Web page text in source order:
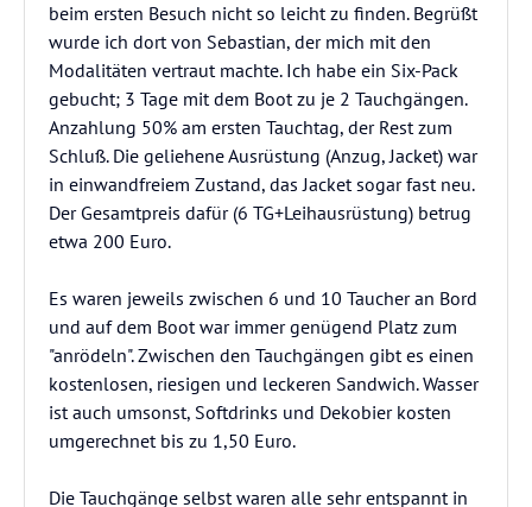
beim ersten Besuch nicht so leicht zu finden. Begrüßt
wurde ich dort von Sebastian, der mich mit den
Modalitäten vertraut machte. Ich habe ein Six-Pack
gebucht; 3 Tage mit dem Boot zu je 2 Tauchgängen.
Anzahlung 50% am ersten Tauchtag, der Rest zum
Schluß. Die geliehene Ausrüstung (Anzug, Jacket) war
in einwandfreiem Zustand, das Jacket sogar fast neu.
Der Gesamtpreis dafür (6 TG+Leihausrüstung) betrug
etwa 200 Euro.
Es waren jeweils zwischen 6 und 10 Taucher an Bord
und auf dem Boot war immer genügend Platz zum
"anrödeln". Zwischen den Tauchgängen gibt es einen
kostenlosen, riesigen und leckeren Sandwich. Wasser
ist auch umsonst, Softdrinks und Dekobier kosten
umgerechnet bis zu 1,50 Euro.
Die Tauchgänge selbst waren alle sehr entspannt in